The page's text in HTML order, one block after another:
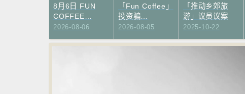
千禧年代
8月6日 FUN
COFFEE…
2026-08-06
自由风自由
PHONE
「Fun Coffee」
投资骗…
2026-08-05
今日立法会
「推动乡郊旅
游」议员议案
2025-10-22